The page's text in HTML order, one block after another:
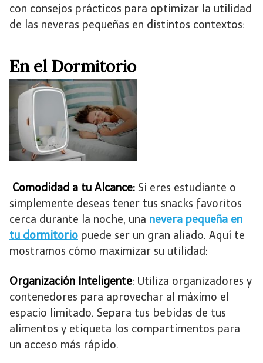
con consejos prácticos para optimizar la utilidad
de las neveras pequeñas en distintos contextos:
En el Dormitorio
Comodidad a tu Alcance: Si eres estudiante o
simplemente deseas tener tus snacks favoritos
cerca durante la noche, una nevera pequeña en
tu dormitorio puede ser un gran aliado. Aquí te
mostramos cómo maximizar su utilidad:
Organización Inteligente: Utiliza organizadores y
contenedores para aprovechar al máximo el
espacio limitado. Separa tus bebidas de tus
alimentos y etiqueta los compartimentos para
un acceso más rápido.